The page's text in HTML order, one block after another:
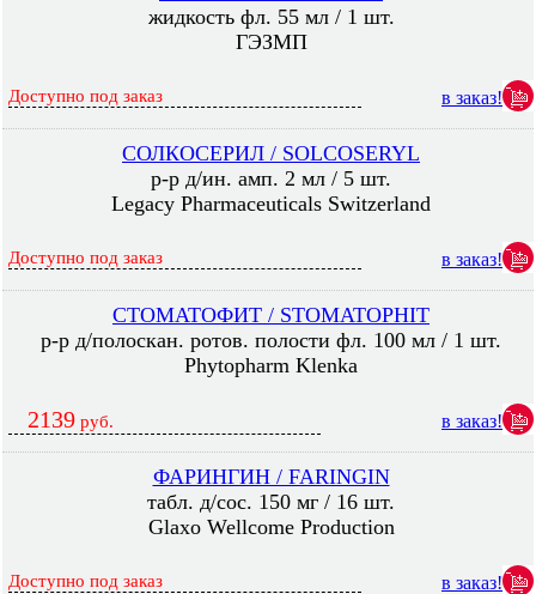
жидкость фл. 55 мл / 1 шт.
ГЭЗМП
Доступно под заказ в заказ!
СОЛКОСЕРИЛ / SOLCOSERYL
р-р д/ин. амп. 2 мл / 5 шт.
Legacy Pharmaceuticals Switzerland
Доступно под заказ в заказ!
СТОМАТОФИТ / STOMATOPHIT
р-р д/полоскан. ротов. полости фл. 100 мл / 1 шт.
Phytopharm Klenka
2139 руб. в заказ!
ФАРИНГИН / FARINGIN
табл. д/сос. 150 мг / 16 шт.
Glaxo Wellcome Production
Доступно под заказ в заказ!